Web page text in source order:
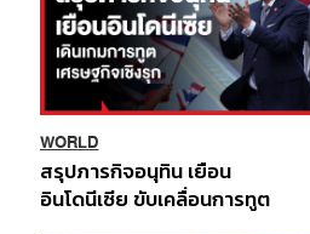
WORLD
สรุปภารกิจอนุทิน เยือน
อินโดนีเซีย ขับเคลื่อนการทูต